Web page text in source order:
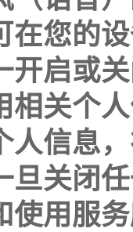
在您的
开启或
相关个
人信息
旦关闭
使用服